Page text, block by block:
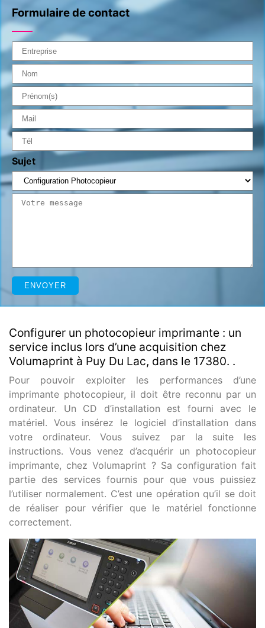
Formulaire de contact
Sujet
Configurer un photocopieur imprimante : un
service inclus lors d’une acquisition chez
Volumaprint à Puy Du Lac, dans le 17380. .
Pour pouvoir exploiter les performances d’une
imprimante photocopieur, il doit être reconnu par un
ordinateur. Un CD d’installation est fourni avec le
matériel. Vous insérez le logiciel d’installation dans
votre ordinateur. Vous suivez par la suite les
instructions. Vous venez d’acquérir un photocopieur
imprimante, chez Volumaprint ? Sa configuration fait
partie des services fournis pour que vous puissiez
l’utiliser normalement. C’est une opération qu’il se doit
de réaliser pour vérifier que le matériel fonctionne
correctement.